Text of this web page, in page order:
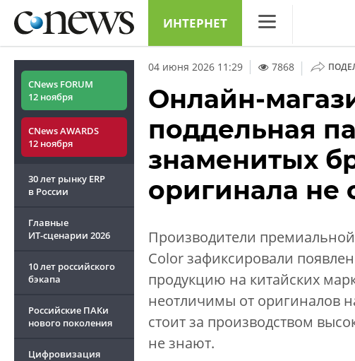
ИНТЕРНЕТ
Аналитика
Конференции
Маркет
Техника
ТВ
CNews FORUM
12 ноября
CNews AWARDS
12 ноября
30 лет рынку ERP
в России
Главные
ИТ-сценарии 2026
10 лет российского
бэкапа
Российские ПАКи
нового поколения
Цифровизация
04 июня 2026 11:29 7868 |
Онлайн-
поддельная
знаменитых
оригинала не
Производители
Color зафиксировали
продукцию на китайских
неотличимы от оригиналов
стоит за производством
не знают.